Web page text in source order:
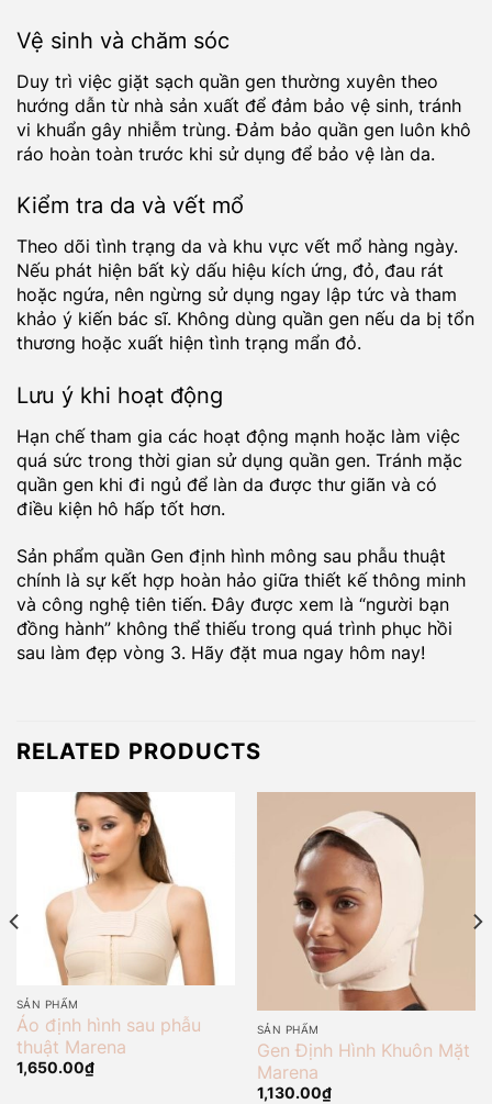
Vệ sinh và chăm sóc
Duy trì việc giặt sạch quần gen thường xuyên theo
hướng dẫn từ nhà sản xuất để đảm bảo vệ sinh, tránh
vi khuẩn gây nhiễm trùng. Đảm bảo quần gen luôn khô
ráo hoàn toàn trước khi sử dụng để bảo vệ làn da.
Kiểm tra da và vết mổ
Theo dõi tình trạng da và khu vực vết mổ hàng ngày.
Nếu phát hiện bất kỳ dấu hiệu kích ứng, đỏ, đau rát
hoặc ngứa, nên ngừng sử dụng ngay lập tức và tham
khảo ý kiến bác sĩ. Không dùng quần gen nếu da bị tổn
thương hoặc xuất hiện tình trạng mẩn đỏ.
Lưu ý khi hoạt động
Hạn chế tham gia các hoạt động mạnh hoặc làm việc
quá sức trong thời gian sử dụng quần gen. Tránh mặc
quần gen khi đi ngủ để làn da được thư giãn và có
điều kiện hô hấp tốt hơn.
Sản phẩm quần Gen định hình mông sau phẫu thuật
chính là sự kết hợp hoàn hảo giữa thiết kế thông minh
và công nghệ tiên tiến. Đây được xem là “người bạn
đồng hành” không thể thiếu trong quá trình phục hồi
sau làm đẹp vòng 3. Hãy đặt mua ngay hôm nay!
RELATED PRODUCTS
SẢN PHẨM
Áo định hình sau phẫu
thuật Marena
1,650.00₫
SẢN PHẨM
Gen Định Hình Khuôn Mặt
Marena
1,130.00₫